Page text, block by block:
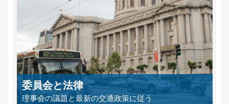
委員会と法律
理事会の議題と最新の交通政策に従う